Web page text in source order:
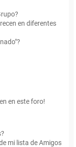
en diferentes
en este foro!
mi lista de Amigos